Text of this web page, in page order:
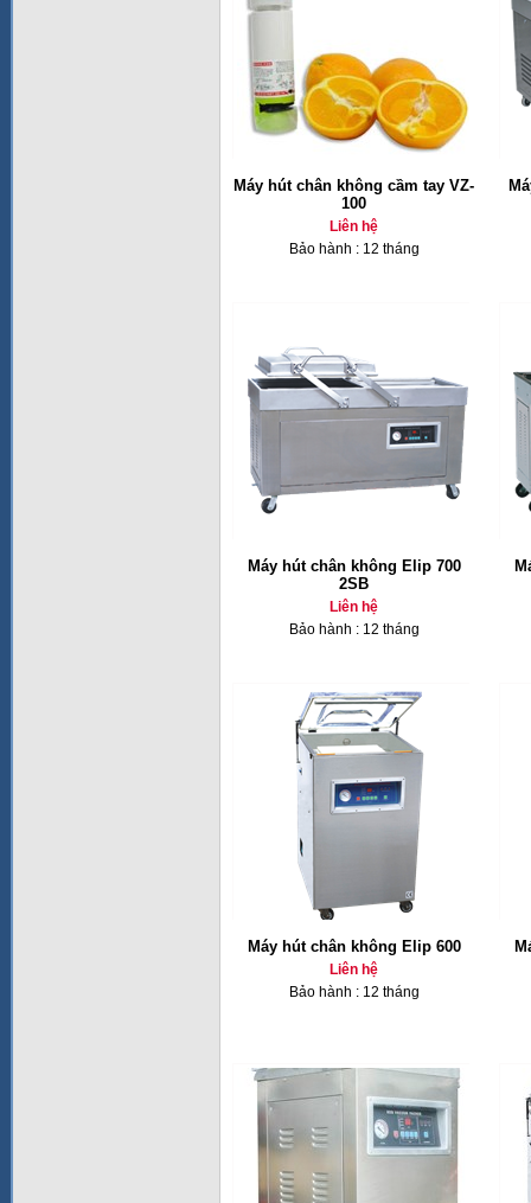
Máy hút chân không cầm tay VZ-
100
Liên hệ
Bảo hành : 12 tháng
Máy hút chân không Elip 700
2SB
Liên hệ
Bảo hành : 12 tháng
Máy hút chân không Elip 600
Liên hệ
Bảo hành : 12 tháng